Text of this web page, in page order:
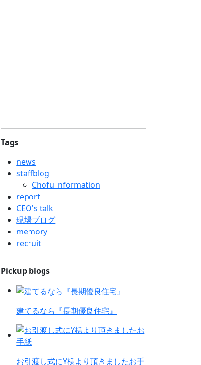
Tags
news
staffblog
Chofu information
report
CEO's talk
現場ブログ
memory
recruit
Pickup blogs
建てるなら『長期優良住宅』
お引渡し式にY様より頂きましたお手